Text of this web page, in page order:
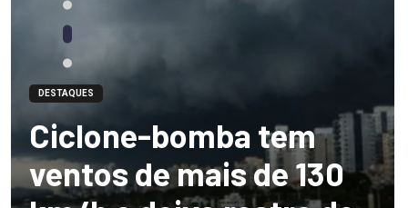
DESTAQUES
Ciclone-bomba tem
ventos de mais de 130